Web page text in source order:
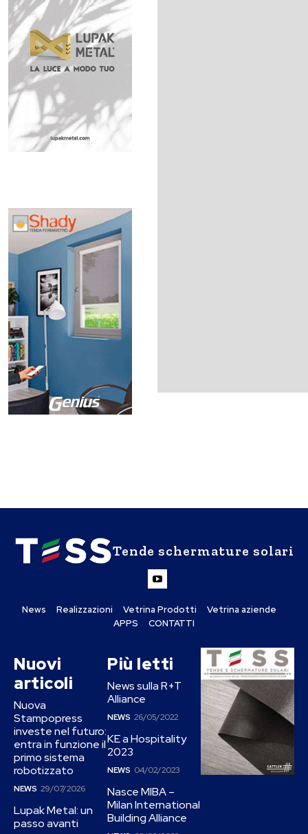
Tende schermature solari
News Realizzazioni Vetrina Prodotti
Vetrina aziende
APPS
CONTATTI
Nuovi
articoli
Nuova
Stampopress
investe nel futuro:
entra in funzione il
primo sistema
robotizzato
NEWS 29/07/2026
Lupak Metal: un
passo avanti
Più letti
News sulla R+T
Alliance
NEWS 26/05/2022
KE a Hospitality
2023
NEWS 04/02/2023
Nasce MIBA –
Milan International
Building Alliance